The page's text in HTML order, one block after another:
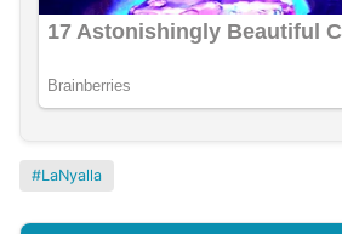
LaNyalla